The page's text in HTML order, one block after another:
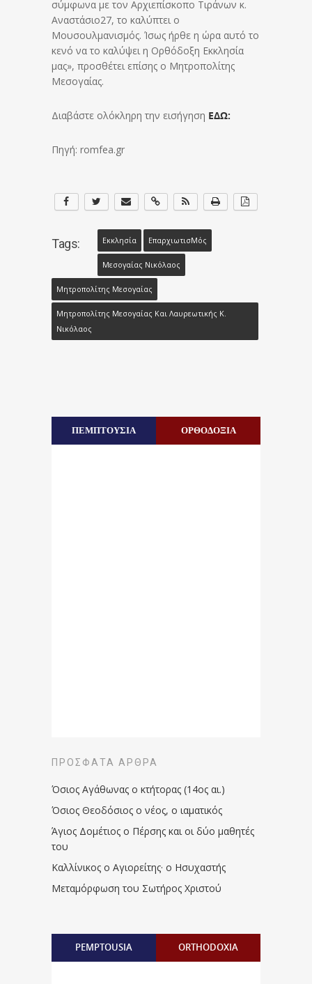
σύμφωνα με τον Αρχιεπίσκοπο Τιράνων κ.
Αναστάσιο27, το καλύπτει ο
Μουσουλμανισμός. Ίσως ήρθε η ώρα αυτό το
κενό να το καλύψει η Ορθόδοξη Εκκλησία
μας», προσθέτει επίσης ο Μητροπολίτης
Μεσογαίας.
Διαβάστε ολόκληρη την εισήγηση ΕΔΩ:
Πηγή: romfea.gr
Tags: Εκκλησία Επαρχιωτισ​μός
Μεσογαίας Νικόλαος
Μητροπολίτης Μεσογαίας
Μητροπολίτης Μεσογαίας Και Λαυρεωτικής Κ.
Νικόλαος
ΠΕΜΠΤΟΥΣΙΑ ΟΡΘΟΔΟΞΙΑ
ΠΡΌΣΦΑΤΑ ΆΡΘΡΑ
Όσιος Αγάθωνας ο κτήτορας (14ος αι.)
Όσιος Θεοδόσιος ο νέος, ο ιαματικός
Άγιος Δομέτιος ο Πέρσης και οι δύο μαθητές
του
Καλλίνικος ο Αγιορείτης · ο Ησυχαστής
Μεταμόρφωση του Σωτήρος Χριστού
PEMPTOUSIA ORTHODOXIA